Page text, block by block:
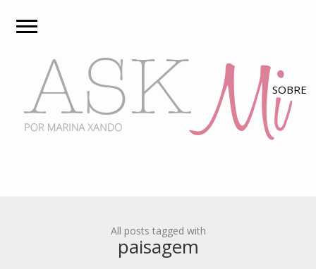
All posts tagged with
paisagem